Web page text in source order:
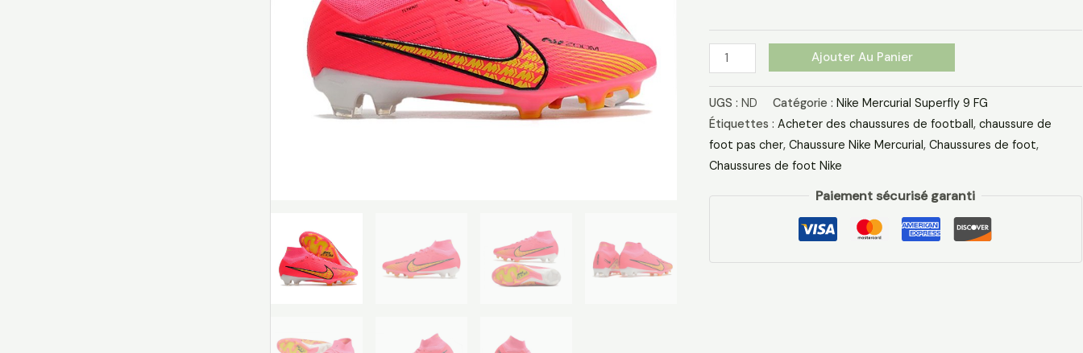
Or
Ajouter Au Panier
UGS : ND Catégorie : Nike Mercurial Superfly 9 FG
Étiquettes : Acheter des chaussures de football, chaussure de
foot pas cher​, Chaussure Nike Mercurial​, Chaussures de foot,
Chaussures de foot Nike
Paiement sécurisé garanti